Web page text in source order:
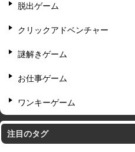
脱出ゲーム
クリックアドベンチャー
謎解きゲーム
お仕事ゲーム
ワンキーゲーム
注目のタグ